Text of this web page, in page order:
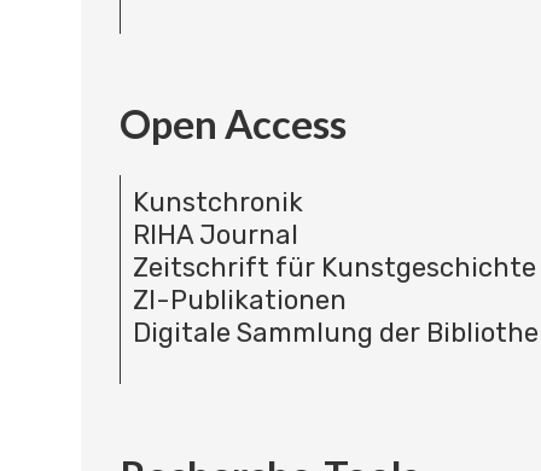
Open Access
Kunstchronik
RIHA Journal
Zeitschrift für Kunstgeschichte
ZI-Publikationen
Digitale Sammlung der